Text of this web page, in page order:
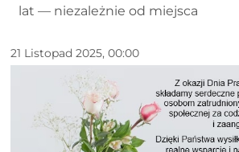
lat — niezależnie od miejsca
21 Listopad 2025, 00:00